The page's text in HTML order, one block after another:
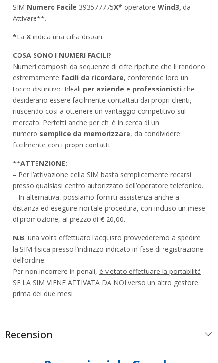
SIM Numero Facile 393577775X* operatore Wind3, da
Attivare**.
*La X indica una cifra dispari.
COSA SONO I NUMERI FACILI?
Numeri composti da sequenze di cifre ripetute che li rendono
estremamente facili da ricordare, conferendo loro un
tocco distintivo. Ideali per aziende e professionisti che
desiderano essere facilmente contattati dai propri clienti,
riuscendo così a ottenere un vantaggio competitivo sul
mercato. Perfetti anche per chi è in cerca di un
numero semplice da memorizzare, da condividere
facilmente con i propri contatti.
**ATTENZIONE:
– Per l’attivazione della SIM basta semplicemente recarsi
presso qualsiasi centro autorizzato dell’operatore telefonico.
– In alternativa, possiamo fornirti assistenza anche a
distanza ed eseguire noi tale procedura, con incluso un mese
di promozione, al prezzo di € 20,00.
N.B. una volta effettuato l’acquisto provvederemo a spedire
la SIM fisica presso l’indirizzo indicato in fase di registrazione
dell’ordine.
Per non incorrere in penali, è vietato effettuare la portabilità
SE LA SIM VIENE ATTIVATA DA NOI verso un altro gestore
prima dei due mesi.
Recensioni